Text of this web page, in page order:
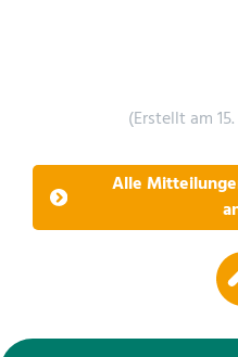
(Erstellt am
Alle